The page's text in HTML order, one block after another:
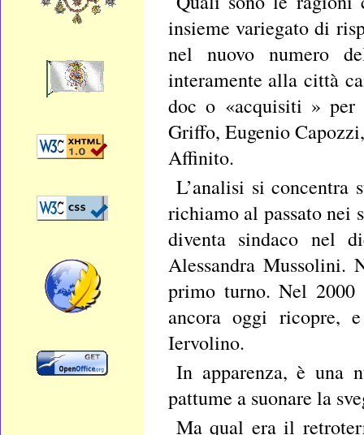
insieme variegato di
nel nuovo numero
interamente alla città
doc o «acquisiti » per
Griffo, Eugenio
Affinito.
L’analisi si
richiamo al passato nei
diventa sindaco nel
Alessandra Mussolini.
primo turno. Nel 2000
ancora oggi ricopre,
Iervolino.
In apparenza, è una
pattume a suonare la
Ma qual era il